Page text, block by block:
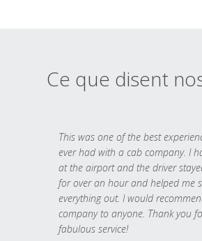
Ce que disent
This was one of the best
ever had with a cab company. I
at the airport and the driver
for over an hour and helped me
everything out. I would
company to anyone. Thank you
fabulous service!